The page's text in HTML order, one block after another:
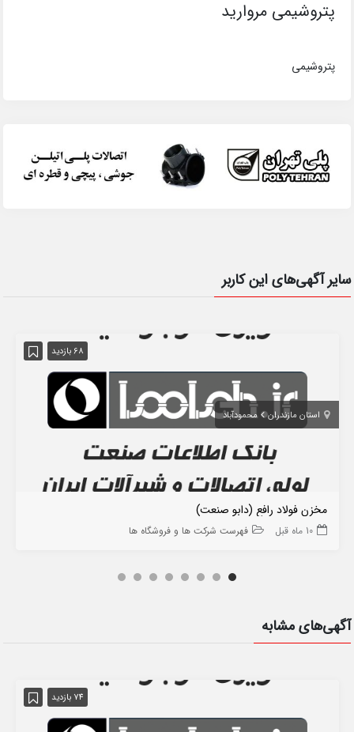
پتروشیمی مروارید
پتروشیمی
سایر آگهی‌های این کاربر
68 بازدید
استان مازندران محمودآباد
مخزن فولاد رافع (دابو صنعت)
10 ماه قبل فهرست شرکت ها و فروشگاه ها
آگهی‌های مشابه
74 بازدید